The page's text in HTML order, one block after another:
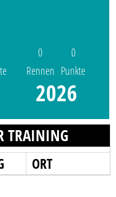
0
Rennen
0
Punkte
2026
TRAINING
ORT